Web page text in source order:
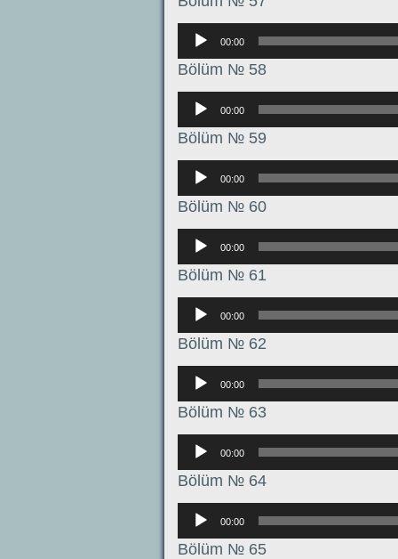
Аудиоплеер
00:00
Bölüm № 58
Аудиоплеер
00:00
Bölüm № 59
Аудиоплеер
00:00
Bölüm № 60
Аудиоплеер
00:00
Bölüm № 61
Аудиоплеер
00:00
Bölüm № 62
Аудиоплеер
00:00
Bölüm № 63
Аудиоплеер
00:00
Bölüm № 64
Аудиоплеер
00:00
Bölüm № 65